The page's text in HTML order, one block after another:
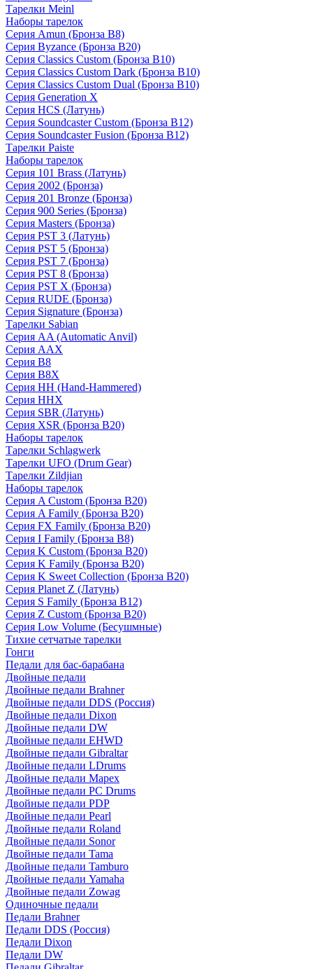
Тарелки Meinl
Наборы тарелок
Серия Amun (Бронза B8)
Серия Byzance (Бронза B20)
Серия Classics Custom (Бронза B10)
Серия Classics Custom Dark (Бронза B10)
Серия Classics Custom Dual (Бронза B10)
Серия Generation X
Серия HCS (Латунь)
Серия Soundcaster Custom (Бронза B12)
Серия Soundcaster Fusion (Бронза B12)
Тарелки Paiste
Наборы тарелок
Серия 101 Brass (Латунь)
Серия 2002 (Бронза)
Серия 201 Bronze (Бронза)
Серия 900 Series (Бронза)
Серия Masters (Бронза)
Серия PST 3 (Латунь)
Серия PST 5 (Бронза)
Серия PST 7 (Бронза)
Серия PST 8 (Бронза)
Серия PST X (Бронза)
Серия RUDE (Бронза)
Серия Signature (Бронза)
Тарелки Sabian
Серия AA (Automatic Anvil)
Серия AAX
Серия B8
Серия B8X
Серия HH (Hand-Hammered)
Серия HHX
Серия SBR (Латунь)
Серия XSR (Бронза B20)
Наборы тарелок
Тарелки Schlagwerk
Тарелки UFO (Drum Gear)
Тарелки Zildjian
Наборы тарелок
Серия A Custom (Бронза B20)
Серия A Family (Бронза B20)
Серия FX Family (Бронза B20)
Серия I Family (Бронза B8)
Серия K Custom (Бронза B20)
Серия K Family (Бронза B20)
Серия K Sweet Collection (Бронза B20)
Серия Planet Z (Латунь)
Серия S Family (Бронза B12)
Серия Z Custom (Бронза B20)
Серия Low Volume (Бесушмные)
Тихие сетчатые тарелки
Гонги
Педали для бас-барабана
Двойные педали
Двойные педали Brahner
Двойные педали DDS (Россия)
Двойные педали Dixon
Двойные педали DW
Двойные педали EHWD
Двойные педали Gibraltar
Двойные педали LDrums
Двойные педали Mapex
Двойные педали PC Drums
Двойные педали PDP
Двойные педали Pearl
Двойные педали Roland
Двойные педали Sonor
Двойные педали Tama
Двойные педали Tamburo
Двойные педали Yamaha
Двойные педали Zowag
Одиночные педали
Педали Brahner
Педали DDS (Россия)
Педали Dixon
Педали DW